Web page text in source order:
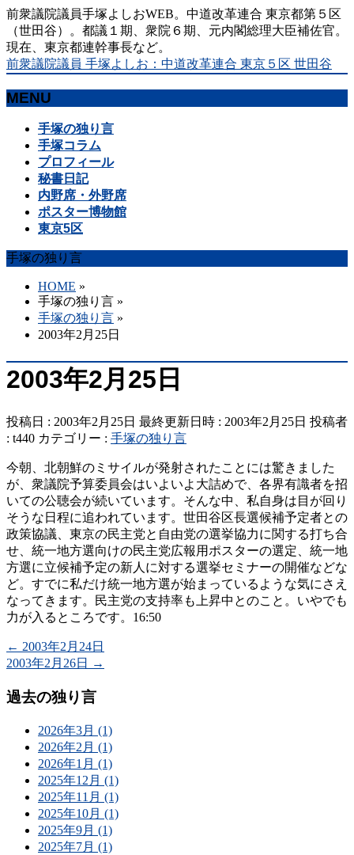
前衆議院議員手塚よしおWEB。中道改革連合 東京都第５区
（世田谷）。都議１期、衆院６期、元内閣総理大臣補佐官。
現在、東京都連幹事長など。
前衆議院議員 手塚よしお：中道改革連合 東京５区 世田谷
MENU
手塚の独り言
手塚コラム
プロフィール
秘書日記
内野席・外野席
ポスター博物館
東京5区
手塚の独り言
HOME »
手塚の独り言 »
手塚の独り言 »
2003年2月25日
2003年2月25日
投稿日 : 2003年2月25日 最終更新日時 : 2003年2月25日 投稿者
: t440 カテゴリー : 手塚の独り言
今朝、北朝鮮のミサイルが発射されたことには驚きました
が、衆議院予算委員会はいよいよ大詰めで、各界有識者を招
いての公聴会が続いています。そんな中、私自身は目が回り
そうな日程に追われています。世田谷区長選候補予定者との
政策協議、東京の民主党と自由党の選挙協力に関する打ち合
せ、統一地方選向けの民主党広報用ポスターの選定、統一地
方選に立候補予定の新人に対する選挙セミナーの開催などな
ど。すでに私だけ統一地方選が始まっているような気にさえ
なってきます。民主党の支持率も上昇中とのこと。いやでも
力が入るところです。16:50
← 2003年2月24日
2003年2月26日
→
過去の独り言
2026年3月 (1)
2026年2月 (1)
2026年1月 (1)
2025年12月 (1)
2025年11月 (1)
2025年10月 (1)
2025年9月 (1)
2025年7月 (1)